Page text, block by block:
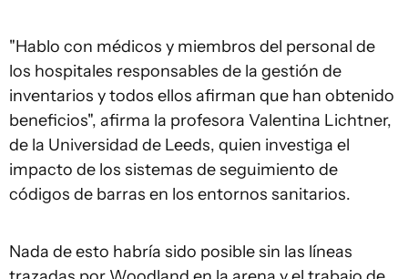
"Hablo con médicos y miembros del personal de
los hospitales responsables de la gestión de
inventarios y todos ellos afirman que han obtenido
beneficios", afirma la profesora Valentina Lichtner,
de la Universidad de Leeds, quien investiga el
impacto de los sistemas de seguimiento de
códigos de barras en los entornos sanitarios.
Nada de esto habría sido posible sin las líneas